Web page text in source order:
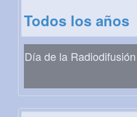
Todos los años
Día de la Radiodifusión